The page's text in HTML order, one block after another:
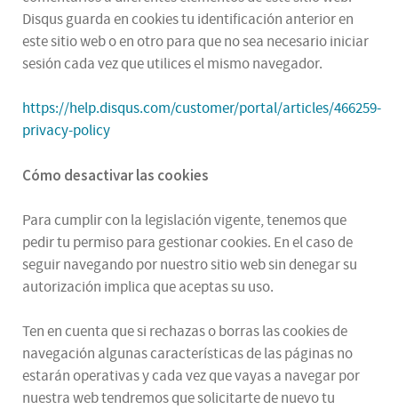
Disqus guarda en cookies tu identificación anterior en
este sitio web o en otro para que no sea necesario iniciar
sesión cada vez que utilices el mismo navegador.
https://help.disqus.com/customer/portal/articles/466259-
privacy-policy
Cómo desactivar las cookies
Para cumplir con la legislación vigente, tenemos que
pedir tu permiso para gestionar cookies. En el caso de
seguir navegando por nuestro sitio web sin denegar su
autorización implica que aceptas su uso.
Ten en cuenta que si rechazas o borras las cookies de
navegación algunas características de las páginas no
estarán operativas y cada vez que vayas a navegar por
nuestra web tendremos que solicitarte de nuevo tu